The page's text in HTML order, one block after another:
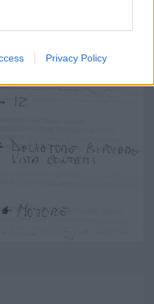
Privacy Policy
20/25 euro per l'acquisto del